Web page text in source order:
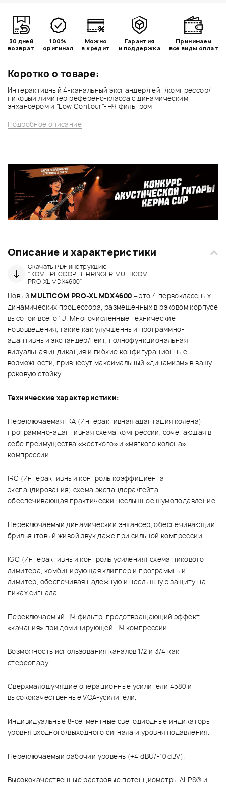
Коротко о товаре:
Интерактивный 4-канальный экспандер/гейт/компрессор/
пиковый лимитер референc-класса с динамическим
энхансером и ”Low Contour”-НЧ фильтром
Подробное описание
30 дней
возврат
100%
оригинал
Можно
в кредит
Гарантия
и поддержка
Принимаем
все виды оплат
Описание и характеристики
Скачать PDF инструкцию
"КОМПРЕССОР BEHRINGER MULTICOM
PRO-XL MDX4600"
Новый MULTICOM PRO-XL MDX4600 – это 4 первоклассных
динамических процессора, размещенных в рэковом корпусе
высотой всего 1U. Многочисленные технические
нововведения, такие как улучшенный программно-
адаптивный экспандер/гейт, полнофункциональная
визуальная индикация и гибкие конфигурационные
возможности, привнесут максимальный «динамизм» в вашу
рэковую стойку.
Технические характеристики:
Переключаемая IKA (Интерактивная адаптация колена)
программно-адаптивная схема компрессии, сочетающая в
себе преимущества «жесткого» и «мягкого колена»
компрессии.
IRC (Интерактивный контроль коэффициента
экспандирования) схема экспандера/гейта,
обеспечивающая практически неслышное шумоподавление.
Переключаемый динамический энхансер, обеспечивающий
брильянтовый живой звук даже при сильной компрессии.
IGC (Интерактивный контроль усиления) схема пикового
лимитера, комбинирующая клиппер и программный
лимитер, обеспечивая надежную и неслышную защиту на
пиках сигнала.
Переключаемый НЧ фильтр, предотвращающий эффект
«качания» при доминирующей НЧ компрессии.
Возможность использования каналов 1/2 и 3/4 как
стереопару .
Сверхмалошумящие операционные усилители 4580 и
высококачественные VCA-усилители.
Индивидуальные 8-сегментные светодиодные индикаторы
уровня входного/выходного сигнала и уровня подавления.
Переключаемый рабочий уровень (+4 dBU/-10 dBV).
Высококачественные растровые потенциометры ALPS® и